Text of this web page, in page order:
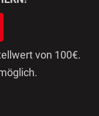
von 100€.